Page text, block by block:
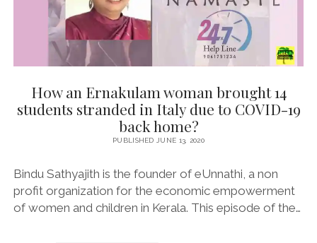
SHORTAGE
CRISIS?
How an Ernakulam woman brought 14
students stranded in Italy due to COVID-19
back home?
PUBLISHED JUNE 13, 2020
Bindu Sathyajith is the founder of eUnnathi, a non
profit organization for the economic empowerment
of women and children in Kerala. This episode of the…